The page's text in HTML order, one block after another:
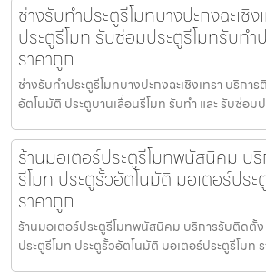
ช่างรับทำประตูรีโมทบางปะกงฉะเชิ
ประตูรีโมท รับซ่อมประตูรีโมทรับทำ
ราคาถูก
ช่างรับทำประตูรีโมทบางปะกงฉะเชิงเทรา บริกา
อัตโนมัติ ประตูบานเลื่อนรีโมท รับทำ และ รับซ่อมป
ร้านมอเตอร์ประตูรีโมทพนัสนิคม บ
รีโมท ประตูรั้วอัตโนมัติ มอเตอร์ปร
ราคาถูก
ร้านมอเตอร์ประตูรีโมทพนัสนิคม บริการรับติดตั้ง
ประตูรีโมท ประตูรั้วอัตโนมัติ มอเตอร์ประตูรีโมท